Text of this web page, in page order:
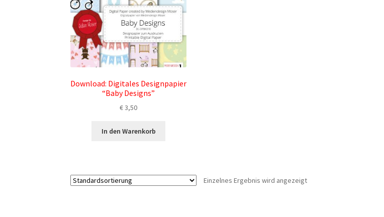
Download: Digitales Designpapier
“Baby Designs”
€3,50
In den Warenkorb
Einzelnes Ergebnis wird angezeigt